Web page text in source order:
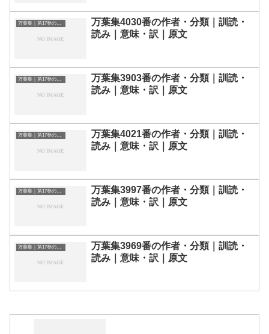
万葉集｜第17巻の和歌一覧
万葉集4030番の作者・分類｜訓読・
読み｜意味・訳｜原文
万葉集｜第17巻の和歌一覧
万葉集3903番の作者・分類｜訓読・
読み｜意味・訳｜原文
万葉集｜第17巻の和歌一覧
万葉集4021番の作者・分類｜訓読・
読み｜意味・訳｜原文
万葉集｜第17巻の和歌一覧
万葉集3997番の作者・分類｜訓読・
読み｜意味・訳｜原文
万葉集｜第17巻の和歌一覧
万葉集3969番の作者・分類｜訓読・
読み｜意味・訳｜原文